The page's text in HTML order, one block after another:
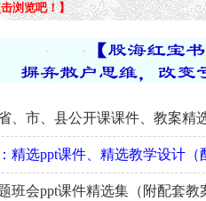
浏览吧！】
、市、县公开课课件、教案精选
精选ppt课件、精选教学设计（
班会ppt课件精选集（附配套教